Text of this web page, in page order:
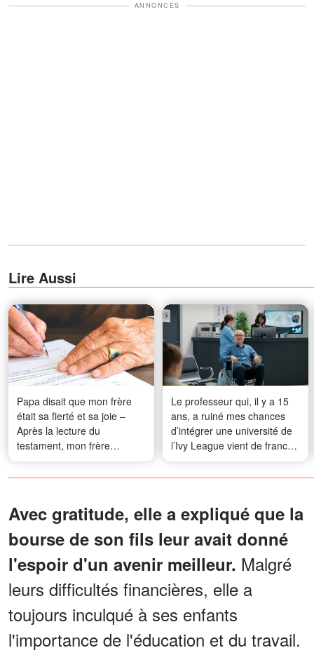
ANNONCES
Lire Aussi
Papa disait que mon frère
était sa fierté et sa joie –
Après la lecture du
testament, mon frère
n'arrivait pas à croire ce que
j'ai fait
Le professeur qui, il y a 15
ans, a ruiné mes chances
d’intégrer une université de
l’Ivy League vient de franchir
le seuil de ma clinique privée
pour me supplier de l’aider
Avec gratitude, elle a expliqué que la
bourse de son fils leur avait donné
l'espoir d'un avenir meilleur. Malgré
leurs difficultés financières, elle a
toujours inculqué à ses enfants
l'importance de l'éducation et du travail.